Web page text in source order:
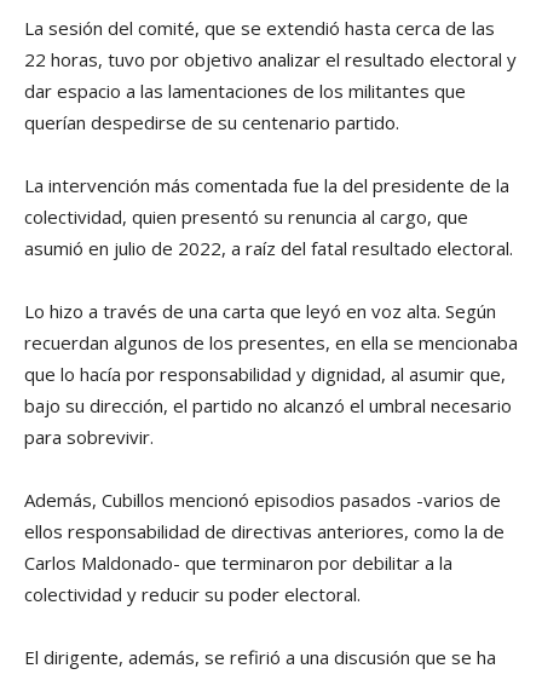
La sesión del comité, que se extendió hasta cerca de las
22 horas, tuvo por objetivo analizar el resultado electoral y
dar espacio a las lamentaciones de los militantes que
querían despedirse de su centenario partido.
La intervención más comentada fue la del presidente de la
colectividad, quien presentó su renuncia al cargo, que
asumió en julio de 2022, a raíz del fatal resultado electoral.
Lo hizo a través de una carta que leyó en voz alta. Según
recuerdan algunos de los presentes, en ella se mencionaba
que lo hacía por responsabilidad y dignidad, al asumir que,
bajo su dirección, el partido no alcanzó el umbral necesario
para sobrevivir.
Además, Cubillos mencionó episodios pasados -varios de
ellos responsabilidad de directivas anteriores, como la de
Carlos Maldonado- que terminaron por debilitar a la
colectividad y reducir su poder electoral.
El dirigente, además, se refirió a una discusión que se ha